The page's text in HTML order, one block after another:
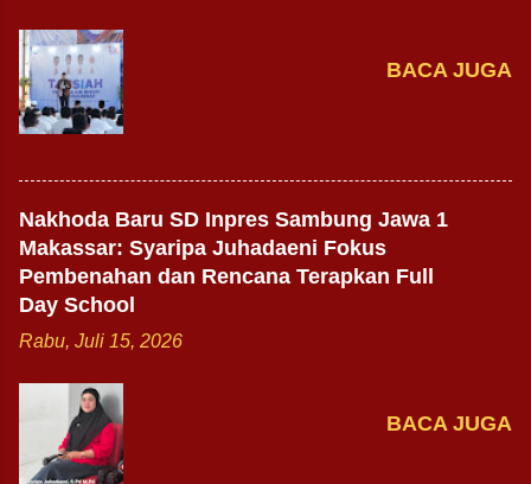
BACA JUGA
Nakhoda Baru SD Inpres Sambung Jawa 1
Makassar: Syaripa Juhadaeni Fokus
Pembenahan dan Rencana Terapkan Full
Day School
Rabu, Juli 15, 2026
BACA JUGA